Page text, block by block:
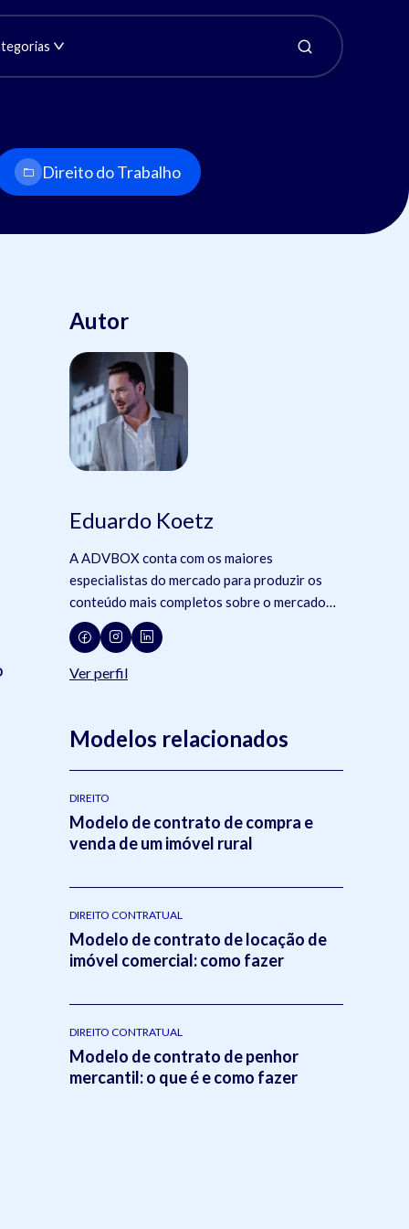
Direito do Trabalho
Autor
Eduardo Koetz
A ADVBOX conta com os maiores
especialistas do mercado para produzir os
conteúdo mais completos sobre o mercado
jurídico, tecnologia e advocacia.
Ver perfil
Modelos relacionados
DIREITO
Modelo de contrato de compra e
venda de um imóvel rural
DIREITO CONTRATUAL
Modelo de contrato de locação de
imóvel comercial: como fazer
DIREITO CONTRATUAL
Modelo de contrato de penhor
mercantil: o que é e como fazer